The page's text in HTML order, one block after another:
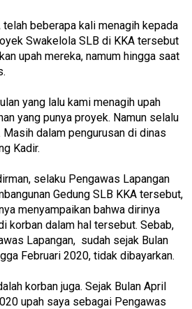
telah beberapa kali menagih kepada
Swakelola SLB di KKA tersebut
upah mereka, namum hingga saat
yang lalu kami menagih upah
yang punya proyek. Namun selalu
Masih dalam pengurusan di dinas
Kadir.
selaku Pengawas Lapangan
Gedung SLB KKA tersebut,
menyampaikan bahwa dirinya
korban dalam hal tersebut. Sebab,
Lapangan, sudah sejak Bulan
Februari 2020, tidak dibayarkan.
korban juga. Sejak Bulan April
upah saya sebagai Pengawas